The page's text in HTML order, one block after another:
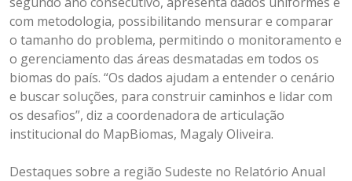
com metodologia, possibilitando mensurar e comparar
o tamanho do problema, permitindo o monitoramento e
o gerenciamento das áreas desmatadas em todos os
biomas do país. “Os dados ajudam a entender o cenário
e buscar soluções, para construir caminhos e lidar com
os desafios”, diz a coordenadora de articulação
institucional do MapBiomas, Magaly Oliveira.
Destaques sobre a região Sudeste no Relatório Anual